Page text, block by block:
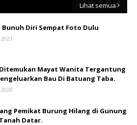
Lihat semua
Bunuh Diri Sempat Foto Dulu
Mayat Wanita Tergantung
Bau Di Batuang Taba.
Pemikat Burung Hilang di Gunung
Datar.